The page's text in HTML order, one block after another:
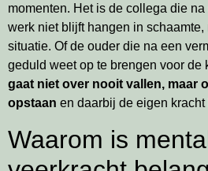
momenten. Het is de collega die
werk niet blijft hangen in
situatie. Of de ouder die na een
geduld weet op te brengen voor de
gaat niet over nooit vallen, maar
opstaan en daarbij de eigen
Waarom is